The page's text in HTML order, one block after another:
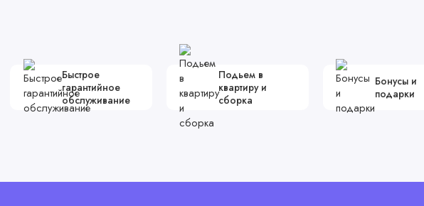
Быстрое
гарантийное
обслуживание
Подьем в
квартиру и
сборка
Бонусы и
подарки